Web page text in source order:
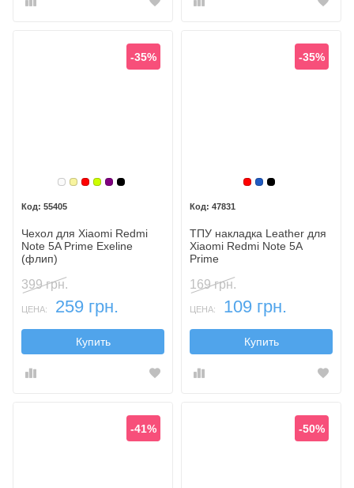
Белый
Золотой
Красный
Лайм
Фиолетовый, темный
Черный
-35%
55405
Чехол для Xiaomi Redmi
Note 5A Prime Exeline
(флип)
399 грн.
ЦЕНА: 259 грн.
Купить
Красный
Синий, темный
Черный
-35%
47831
ТПУ накладка Leather для
Xiaomi Redmi Note 5A
Prime
169 грн.
ЦЕНА: 109 грн.
Купить
-41% -50%